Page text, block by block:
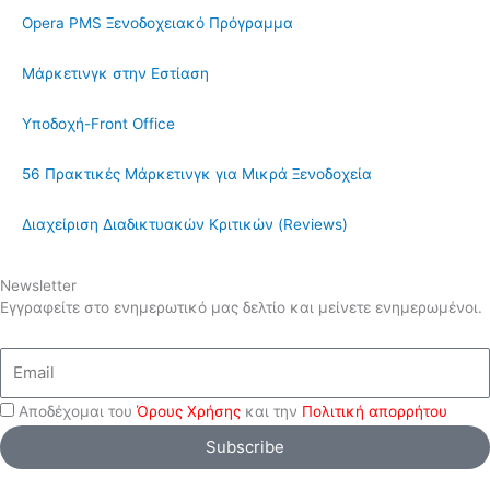
Opera PMS Ξενοδοχειακό Πρόγραμμα
Μάρκετινγκ στην Εστίαση
Υποδοχή-Front Office
56 Πρακτικές Μάρκετινγκ για Μικρά Ξενοδοχεία
Διαχείριση Διαδικτυακών Κριτικών (Reviews)
Newsletter
Εγγραφείτε στο ενημερωτικό μας δελτίο και μείνετε ενημερωμένοι.
Αποδέχομαι του Όρους Χρήσης και την Πολιτική απορρήτου
Subscribe